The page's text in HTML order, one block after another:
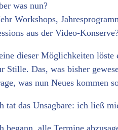
was nun?
Workshops,
aus der Video-
dieser Möglichkeiten
Stille. Das, was bisher
was nun Neues kommen
tat das Unsagbare: ich ließ